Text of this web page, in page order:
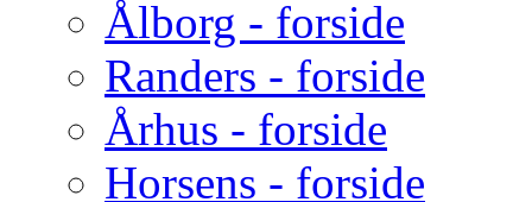
Ålborg - forside
Randers - forside
Århus - forside
Horsens - forside